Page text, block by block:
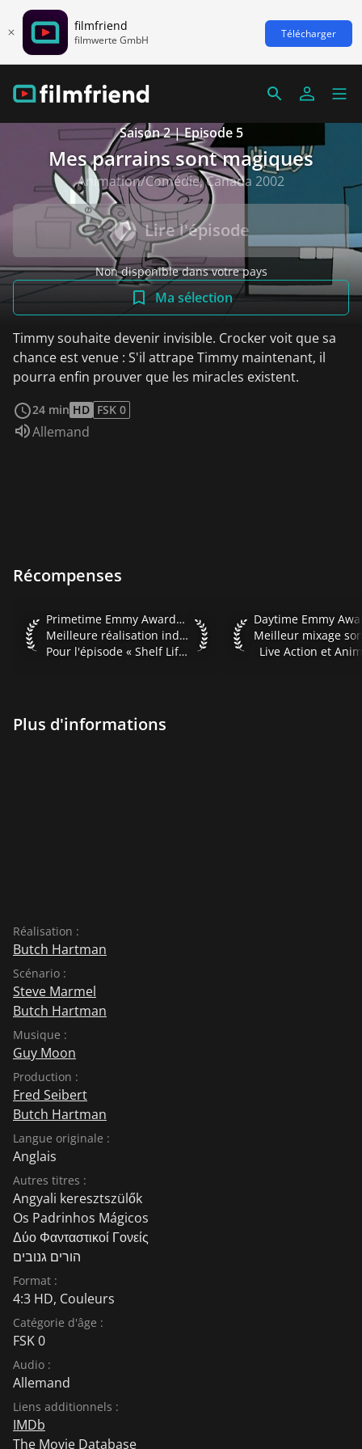
filmfriend
filmwerte GmbH Télécharger
Saison 2 | Episode 5
Mes parrains sont magiques
Animation/Comédie, Canada 2002
Lire l'épisode
Non disponible dans votre pays
Ma sélection
Timmy souhaite devenir invisible. Crocker voit que sa
chance est venue : S'il attrape Timmy maintenant, il
pourra enfin prouver que les miracles existent.
24 min HD FSK 0
Audio :
Allemand
Récompenses
Primetime Emmy Awards 2005 Meilleure réalisation
Primetime Emmy Awards 2005
Meilleure réalisation individuelle dans le domaine de l'animation
Pour l'épisode « Shelf Life »
Daytime Emmy
Live Action et
Plus d'informations
Réalisation :
Butch Hartman
Scénario :
Steve Marmel
Butch Hartman
Musique :
Guy Moon
Production :
Fred Seibert
Butch Hartman
Langue originale :
Anglais
Autres titres :
Angyali keresztszülők
Os Padrinhos Mágicos
Δύο Φανταστικοί Γονείς
הורים גנובים
Format :
4:3 HD, Couleurs
Catégorie d'âge :
FSK 0
Audio :
Allemand
Liens additionnels :
IMDb
The Movie Database